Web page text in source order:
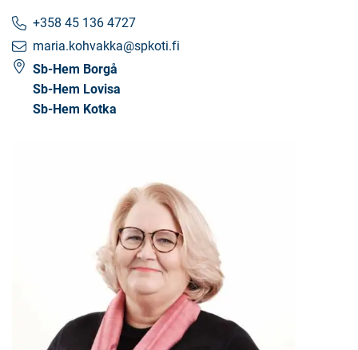
+358 45 136 4727
maria.kohvakka@spkoti.fi
Sb-Hem Borgå
Sb-Hem Lovisa
Sb-Hem Kotka